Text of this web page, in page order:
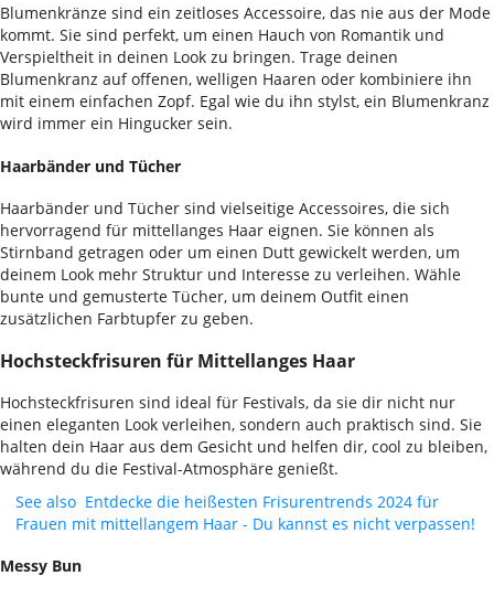
Blumenkränze sind ein zeitloses Accessoire, das nie aus der Mode
kommt. Sie sind perfekt, um einen Hauch von Romantik und
Verspieltheit in deinen Look zu bringen. Trage deinen
Blumenkranz auf offenen, welligen Haaren oder kombiniere ihn
mit einem einfachen Zopf. Egal wie du ihn stylst, ein Blumenkranz
wird immer ein Hingucker sein.
Haarbänder und Tücher
Haarbänder und Tücher sind vielseitige Accessoires, die sich
hervorragend für mittellanges Haar eignen. Sie können als
Stirnband getragen oder um einen Dutt gewickelt werden, um
deinem Look mehr Struktur und Interesse zu verleihen. Wähle
bunte und gemusterte Tücher, um deinem Outfit einen
zusätzlichen Farbtupfer zu geben.
Hochsteckfrisuren für Mittellanges Haar
Hochsteckfrisuren sind ideal für Festivals, da sie dir nicht nur
einen eleganten Look verleihen, sondern auch praktisch sind. Sie
halten dein Haar aus dem Gesicht und helfen dir, cool zu bleiben,
während du die Festival-Atmosphäre genießt.
See also Entdecke die heißesten Frisurentrends 2024 für
Frauen mit mittellangem Haar - Du kannst es nicht verpassen!
Messy Bun